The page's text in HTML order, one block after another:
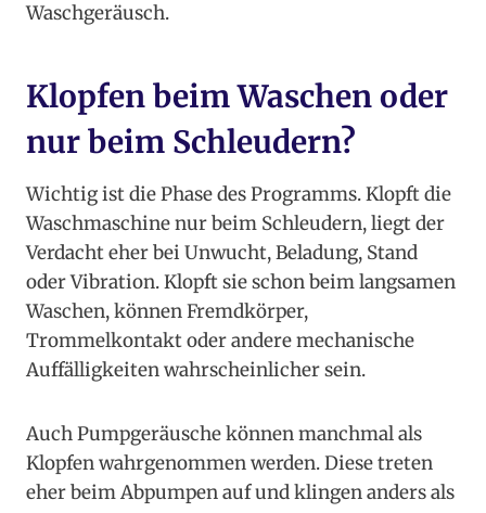
Waschgeräusch.
Klopfen beim Waschen oder
nur beim Schleudern?
Wichtig ist die Phase des Programms. Klopft die
Waschmaschine nur beim Schleudern, liegt der
Verdacht eher bei Unwucht, Beladung, Stand
oder Vibration. Klopft sie schon beim langsamen
Waschen, können Fremdkörper,
Trommelkontakt oder andere mechanische
Auffälligkeiten wahrscheinlicher sein.
Auch Pumpgeräusche können manchmal als
Klopfen wahrgenommen werden. Diese treten
eher beim Abpumpen auf und klingen anders als